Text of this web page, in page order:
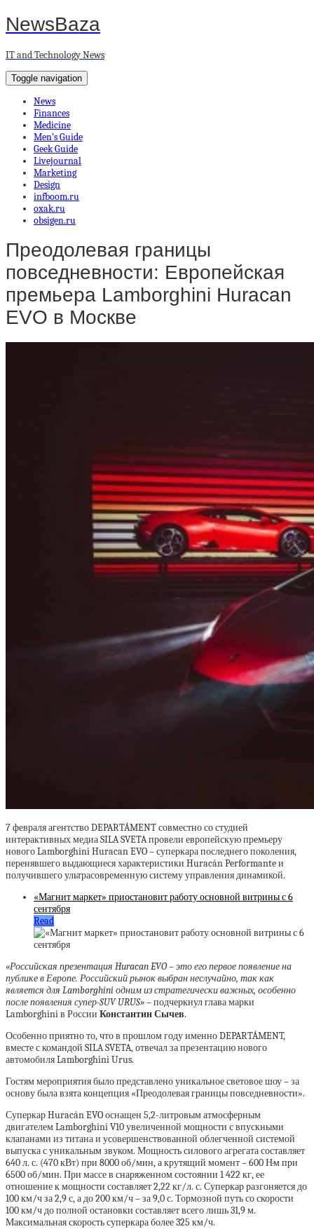
NewsBaza
IT and Technology News
Toggle navigation
News
Finances
Medicine
Men’s Guide
Geek Guide
Livejournal
Marketing
Design
infboom.ru
oxak.ru
obsigen.ru
Преодолевая границы
повседневности: Европейская
премьера Lamborghini Huracan
EVO в Москве
7 февраля агентство DEPARTÁMENT совместно со студией
интерактивных медиа SILA SVETA провели европейскую премьеру
нового Lamborghini Huracan EVO – суперкара последнего поколения,
перенявшего выдающиеся характеристики Huracán Performante и
получившего ультрасовременную систему управления динамикой.
«Магнит маркет» приостановит работу основной витрины с 6
сентября
Read
«Российская презентация Huracan EVO – это его первое появление на
публике в Европе. Российский рынок выбран неслучайно, так как
является для Lamborghini одним из стратегически важных, особенно
после появления супер-SUV URUS»– подчеркнул глава марки
Lamborghini в России Константин Сычев.
Особенно приятно то, что в прошлом году именно DEPARTÁMENT,
вместе с командой SILA SVETA, отвечал за презентацию нового
автомобиля Lamborghini Urus.
Гостям мероприятия было представлено уникальное световое шоу – за
основу была взята концепция «Преодолевая границы повседневности».
Суперкар Huracán EVO оснащен 5,2-литровым атмосферным
двигателем Lamborghini V10 увеличенной мощности с впускными
клапанами из титана и усовершенствованной облегченной системой
выпуска с уникальным звуком. Мощность силового агрегата составляет
640 л. с. (470 кВт) при 8000 об/мин, а крутящий момент – 600 Н·м при
6500 об/мин. При массе в снаряженном состоянии 1 422 кг, ее
отношение к мощности составляет 2,22 кг/л. с. Суперкар разгоняется до
100 км/ч за 2,9 с, а до 200 км/ч – за 9,0 с. Тормозной путь со скорости
100 км/ч до полной остановки составляет всего лишь 31,9 м.
Максимальная скорость суперкара более 325 км/ч.